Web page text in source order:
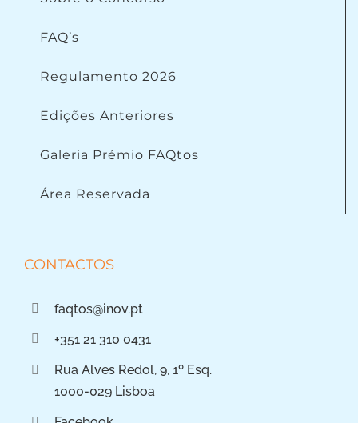
FAQ’s
Regulamento 2026
Edições Anteriores
Galeria Prémio FAQtos
Área Reservada
CONTACTOS
faqtos@inov.pt
+351 21 310 0431
Rua Alves Redol, 9, 1º Esq.
1000-029 Lisboa